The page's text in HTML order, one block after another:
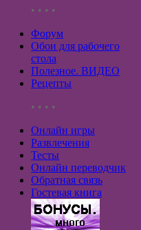
• • • •
Форум
Обои для рабочего
стола
Полезное. ВИДЕО
Рецепты
• • • •
Онлайн игры
Развлечения
Тесты
Онлайн переводчик
Обратная связь
Гостевая книга